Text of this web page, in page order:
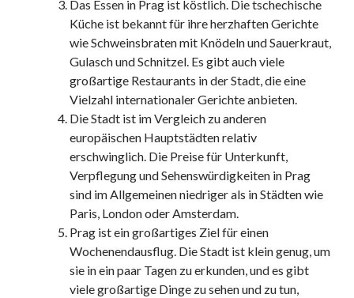
Das Essen in Prag ist köstlich. Die tschechische
Küche ist bekannt für ihre herzhaften Gerichte
wie Schweinsbraten mit Knödeln und Sauerkraut,
Gulasch und Schnitzel. Es gibt auch viele
großartige Restaurants in der Stadt, die eine
Vielzahl internationaler Gerichte anbieten.
Die Stadt ist im Vergleich zu anderen
europäischen Hauptstädten relativ
erschwinglich. Die Preise für Unterkunft,
Verpflegung und Sehenswürdigkeiten in Prag
sind im Allgemeinen niedriger als in Städten wie
Paris, London oder Amsterdam.
Prag ist ein großartiges Ziel für einen
Wochenendausflug. Die Stadt ist klein genug, um
sie in ein paar Tagen zu erkunden, und es gibt
viele großartige Dinge zu sehen und zu tun,